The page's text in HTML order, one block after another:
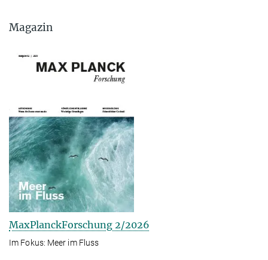
Magazin
MaxPlanckForschung 2/2026
Im Fokus: Meer im Fluss